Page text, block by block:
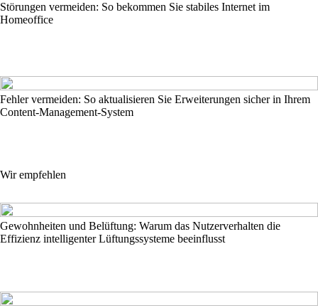
Störungen vermeiden: So bekommen Sie stabiles Internet im
Homeoffice
Fehler vermeiden: So aktualisieren Sie Erweiterungen sicher in Ihrem
Content-Management-System
Wir empfehlen
Gewohnheiten und Belüftung: Warum das Nutzerverhalten die
Effizienz intelligenter Lüftungssysteme beeinflusst